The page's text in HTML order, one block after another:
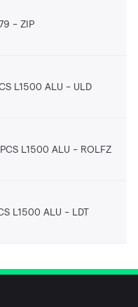
ZIP
L1500 ALU ULD
L1500 ALU ROLFZ
L1500 ALU LDT